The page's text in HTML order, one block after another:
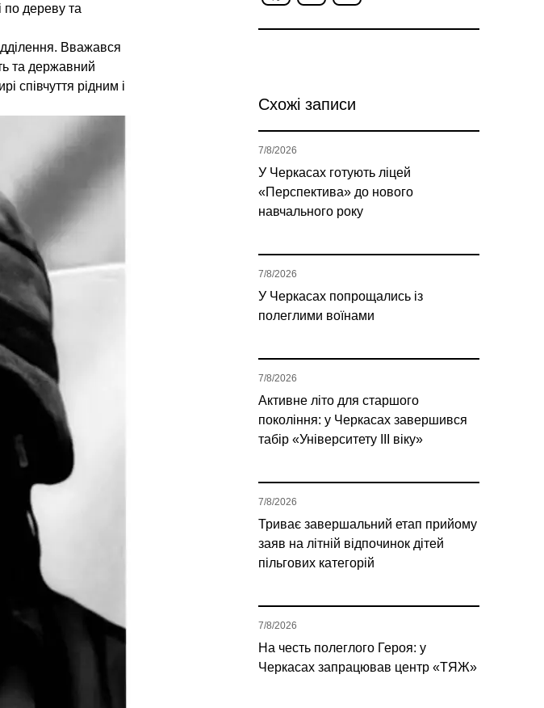
по дереву та
Вважався
та державний
співчуття рідним і
Схожі записи
У Черкасах готують ліцей
«Перспектива» до нового
навчального року
7/8/2026
У Черкасах попрощались із
полеглими воїнами
7/8/2026
Активне літо для старшого
покоління: у Черкасах завершився
табір «Університету ІІІ віку»
7/8/2026
Триває завершальний етап прийому
заяв на літній відпочинок дітей
пільгових категорій
7/8/2026
На честь полеглого Героя: у
Черкасах запрацював центр «ТЯЖ»
7/8/2026